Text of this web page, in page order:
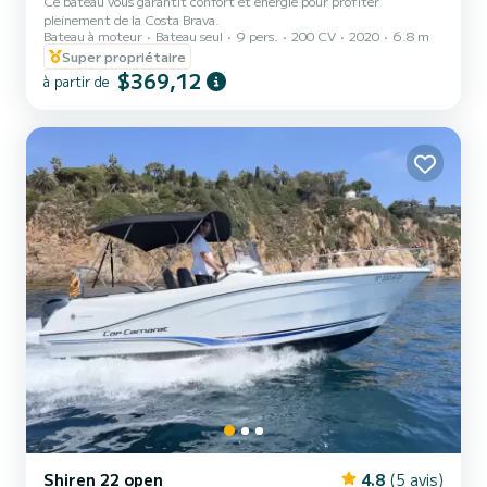
pleinement de la Costa Brava.
Bateau à moteur
Bateau seul 9 pers. 200 CV 2020
6.8 m
Super propriétaire
à partir de $369,12
Shiren 22 open 4.8 (5 avis)